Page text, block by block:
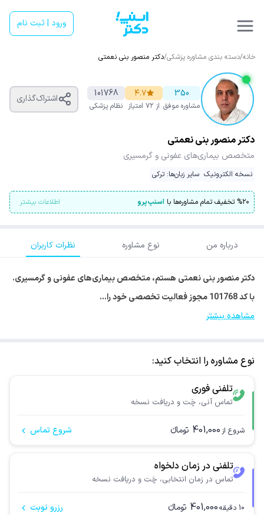
ورود | ثبت نام
خانه/دسته بندی مشاوره پزشکی/دکتر منصور بنی نعمتی
350
مشاوره موفق
۴.۷
از ۷۲ امتیاز
101768
نظام پزشکی
اشتراک‌گذاری
دکتر منصور بنی نعمتی
متخصص بیماری‌های عفونی و گرمسیری
نسخه الکترونیک سایر زبان‌ها: ترکی
%۲۰ تخفیف تمام مشاوره‌ها با اسنپ‌پرو اطلاعات بیشتر
درباره من نوع مشاوره نظرات کاربران
دکتر منصور بنی نعمتی هستم، متخصص بیماری‌های عفونی و گرمسیری.
با کد 101768 مجوز فعالیت تخصصی خود را…
مشاهده بیشتر
نوع مشاوره را انتخاب کنید:
تلفنی فوری
تماس آنی، چَت و دریافت نسخه
شروع از 401,000 تومانء شروع تماس
تلفنی در زمان دلخواه
تماس در زمان انتخابی، چَت و دریافت نسخه
10 دقیقه401,000 تومانء رزرو نوبت